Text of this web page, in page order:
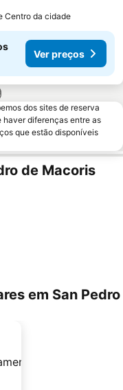
Centro da cidade
Ver preços
dos sites de reserva
haver diferenças entre as
que estão disponíveis
de Macoris
em San Pedro